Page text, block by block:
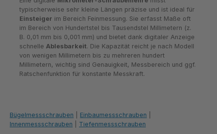
typischerweise sehr kleine Längen präzise und ist ideal für
Einsteiger im Bereich Feinmessung. Sie erfasst Maße oft
im Bereich von Hundertstel bis Tausendstel Millimetern (z.
B. 0,01 mm bis 0,001 mm) und bietet dank digitaler Anzeige
schnelle Ablesbarkeit. Die Kapazität reicht je nach Modell
von wenigen Millimetern bis zu mehreren hundert
Millimetern, wichtig sind Genauigkeit, Messbereich und ggf.
Ratschenfunktion für konstante Messkraft.
Bügelmessschrauben Einbaumessschrauben
Innenmessschrauben
Tiefenmessschrauben